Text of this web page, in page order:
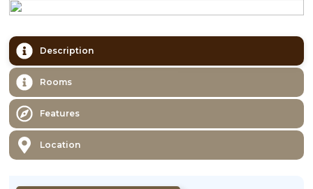
Description
Rooms
Features
Location